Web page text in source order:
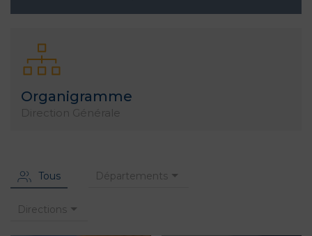
Organigramme
Direction Générale
Tous Départements
Directions